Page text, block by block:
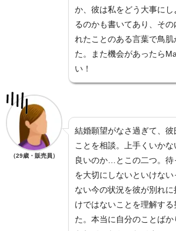
か、彼は私をどう大事に
るのかも書いてあり、そ
れたことのある言葉で鳥肌
た。また機会があったら
い！
（29歳・販売員）
結婚願望がなさ過ぎて、彼
ことを相談。上手くいか
良いのか…とこの二つ。待
を大切にしないといけな
ない今の状況を彼が別れ
けではないことを理解す
た。本当に自分のことばか